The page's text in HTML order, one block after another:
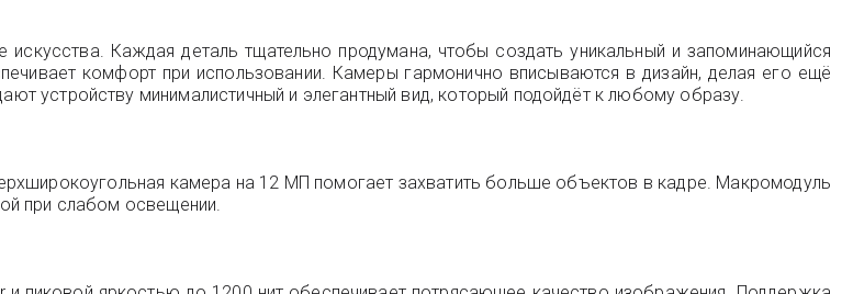
Каждая деталь тщательно продумана, чтобы создать уникальный и запоминающийся
комфорт при использовании. Камеры гармонично вписываются в дизайн, делая его ещё
устройству минималистичный и элегантный вид, который подойдёт к любому образу.
камера на 12 МП помогает захватить больше объектов в кадре. Макромодуль
при слабом освещении.